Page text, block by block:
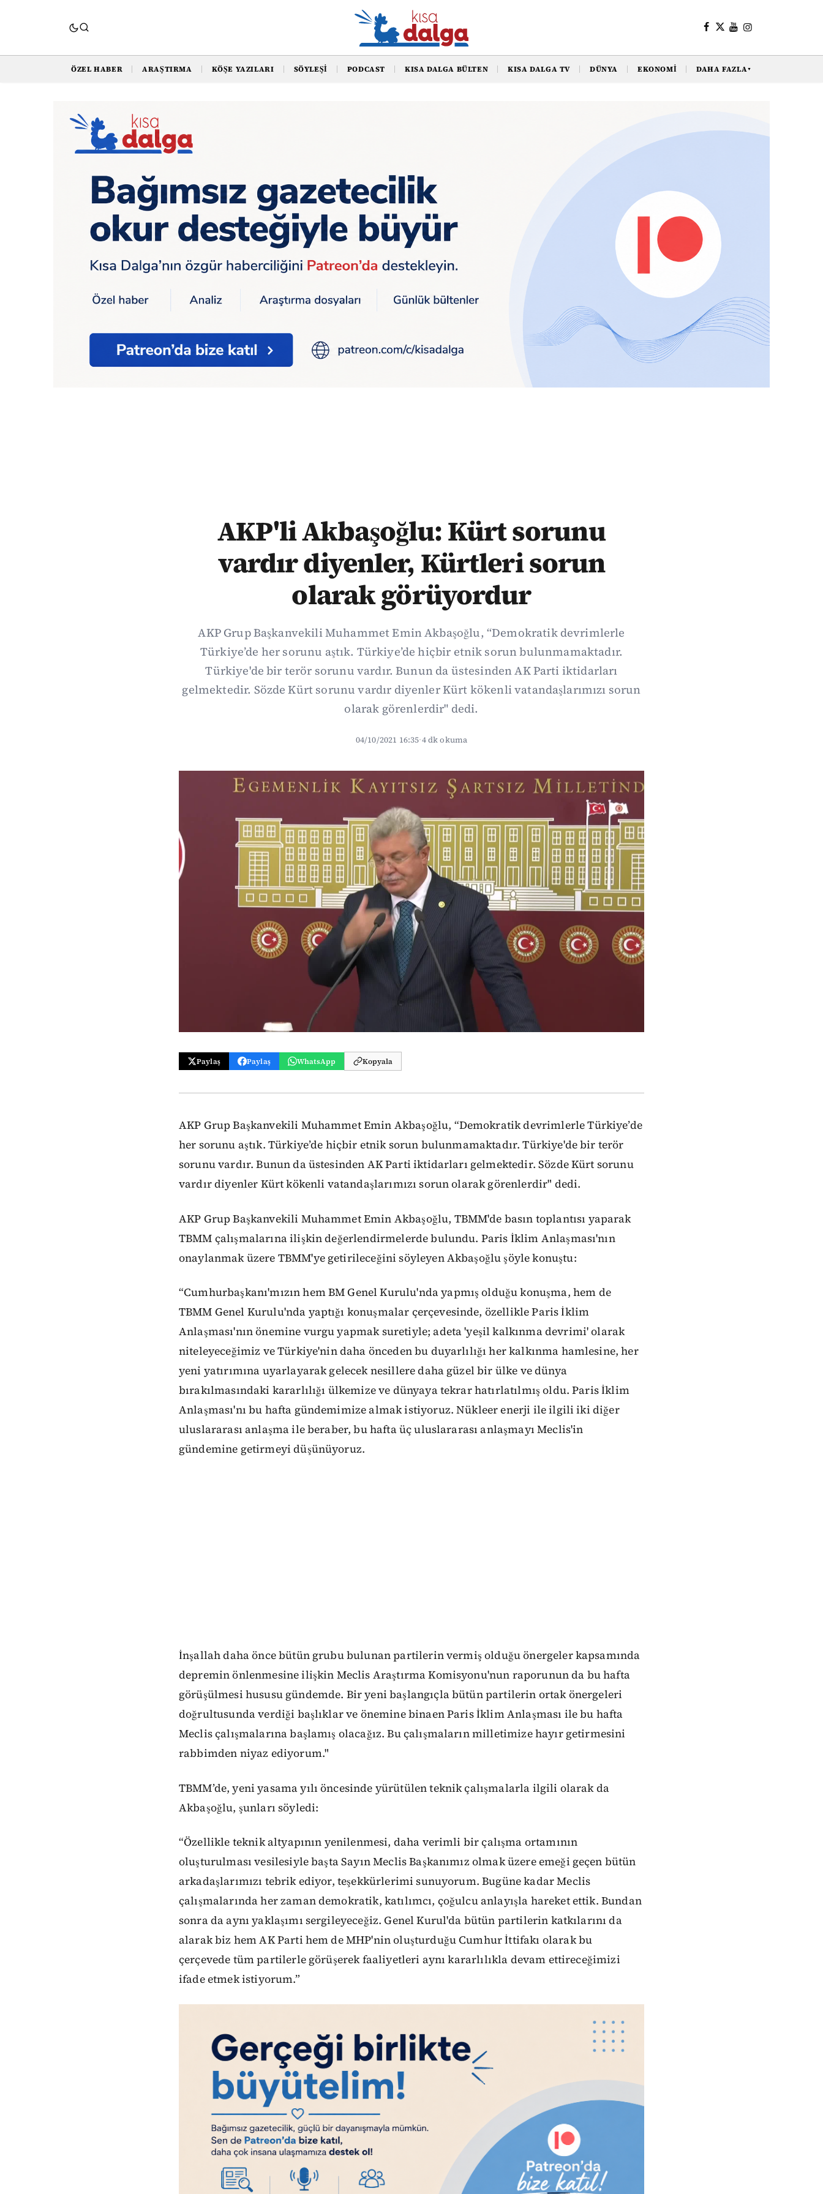
ÖZEL HABER ARAŞTIRMA KÖŞE YAZILARI SÖYLEŞI PODCAST KISA DALGA BÜLTEN KISA DALGA TV DÜNYA EKONOMI DAHA FAZLA▼
AKP'li Akbaşoğlu: Kürt sorunu
vardır diyenler, Kürtleri sorun
olarak görüyordur
AKP Grup Başkanvekili Muhammet Emin Akbaşoğlu, “Demokratik devrimlerle
Türkiye’de her sorunu aştık. Türkiye’de hiçbir etnik sorun bulunmamaktadır.
Türkiye'de bir terör sorunu vardır. Bunun da üstesinden AK Parti iktidarları
gelmektedir. Sözde Kürt sorunu vardır diyenler Kürt kökenli vatandaşlarımızı sorun
olarak görenlerdir" dedi.
04/10/2021 16:35·4 dk okuma
Paylaş Paylaş WhatsApp Kopyala
AKP Grup Başkanvekili Muhammet Emin Akbaşoğlu, “Demokratik devrimlerle Türkiye’de
her sorunu aştık. Türkiye’de hiçbir etnik sorun bulunmamaktadır. Türkiye'de bir terör
sorunu vardır. Bunun da üstesinden AK Parti iktidarları gelmektedir. Sözde Kürt sorunu
vardır diyenler Kürt kökenli vatandaşlarımızı sorun olarak görenlerdir" dedi.
AKP Grup Başkanvekili Muhammet Emin Akbaşoğlu, TBMM'de basın toplantısı yaparak
TBMM çalışmalarına ilişkin değerlendirmelerde bulundu. Paris İklim Anlaşması'nın
onaylanmak üzere TBMM'ye getirileceğini söyleyen Akbaşoğlu şöyle konuştu:
“Cumhurbaşkanı'mızın hem BM Genel Kurulu'nda yapmış olduğu konuşma, hem de
TBMM Genel Kurulu'nda yaptığı konuşmalar çerçevesinde, özellikle Paris İklim
Anlaşması'nın önemine vurgu yapmak suretiyle; adeta 'yeşil kalkınma devrimi' olarak
niteleyeceğimiz ve Türkiye'nin daha önceden bu duyarlılığı her kalkınma hamlesine, her
yeni yatırımına uyarlayarak gelecek nesillere daha güzel bir ülke ve dünya
bırakılmasındaki kararlılığı ülkemize ve dünyaya tekrar hatırlatılmış oldu. Paris İklim
Anlaşması'nı bu hafta gündemimize almak istiyoruz. Nükleer enerji ile ilgili iki diğer
uluslararası anlaşma ile beraber, bu hafta üç uluslararası anlaşmayı Meclis'in
gündemine getirmeyi düşünüyoruz.
İnşallah daha önce bütün grubu bulunan partilerin vermiş olduğu önergeler kapsamında
depremin önlenmesine ilişkin Meclis Araştırma Komisyonu'nun raporunun da bu hafta
görüşülmesi hususu gündemde. Bir yeni başlangıçla bütün partilerin ortak önergeleri
doğrultusunda verdiği başlıklar ve önemine binaen Paris İklim Anlaşması ile bu hafta
Meclis çalışmalarına başlamış olacağız. Bu çalışmaların milletimize hayır getirmesini
rabbimden niyaz ediyorum."
TBMM’de, yeni yasama yılı öncesinde yürütülen teknik çalışmalarla ilgili olarak da
Akbaşoğlu, şunları söyledi:
“Özellikle teknik altyapının yenilenmesi, daha verimli bir çalışma ortamının
oluşturulması vesilesiyle başta Sayın Meclis Başkanımız olmak üzere emeği geçen bütün
arkadaşlarımızı tebrik ediyor, teşekkürlerimi sunuyorum. Bugüne kadar Meclis
çalışmalarında her zaman demokratik, katılımcı, çoğulcu anlayışla hareket ettik. Bundan
sonra da aynı yaklaşımı sergileyeceğiz. Genel Kurul'da bütün partilerin katkılarını da
alarak biz hem AK Parti hem de MHP'nin oluşturduğu Cumhur İttifakı olarak bu
çerçevede tüm partilerle görüşerek faaliyetleri aynı kararlılıkla devam ettireceğimizi
ifade etmek istiyorum.”